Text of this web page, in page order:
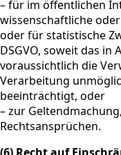
– für im öffentlichen
wissenschaftliche
oder für statistische
DSGVO, soweit das in
voraussichtlich die
Verarbeitung
beeinträchtigt, oder
– zur
Rechtsansprüchen.